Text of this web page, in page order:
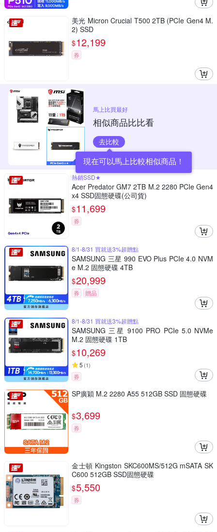
美光 Micron Crucial T500 2TB (PCIe Gen4 M.
2) SSD
$12,199
券
馬上比買最好
相似商品比比看
去比較
現在可以馬上比較相似商品！
熱銷SSD★
Acer Predator GM7 2TB M.2 2280 PCIe Gen4
x4 SSD固態硬碟(公司貨)
$11,699
券
8/1-8/31 買就送3%超贈點
SAMSUNG 三星 990 EVO Plus PCIe 4.0 NVM
e M.2 固態硬碟 4TB
$20,999
券 贈品
8/1-8/31 買就送3%超贈點
SAMSUNG 三星 9100 PRO PCIe 5.0 NVMe
M.2 固態硬碟 1TB
$10,269
5 (1)
券
SP廣穎 M.2 2280 A55 512GB SSD 固態硬碟
$3,699
券
金士頓 Kingston SKC600MS/512G mSATA SK
C600 512GB SSD固態硬碟
$5,550
券